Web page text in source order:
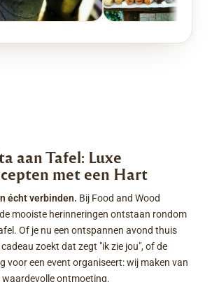
aan Tafel: Luxe
met een Hart
écht verbinden. Bij Food and Wood
mooiste herinneringen ontstaan rondom
Of je nu een ontspannen avond thuis
zoekt dat zegt "ik zie jou", of de
voor een event organiseert: wij maken van
waardevolle ontmoeting.